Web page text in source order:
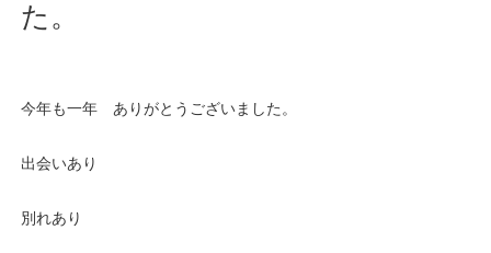
た。
今年も一年 ありがとうございました。
出会いあり
別れあり